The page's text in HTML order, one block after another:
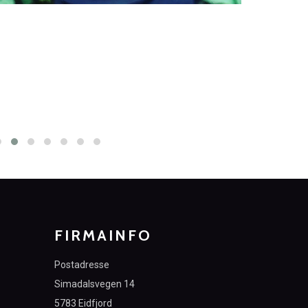
FIRMAINFO
Postadresse
Simadalsvegen 14
5783 Eidfjord